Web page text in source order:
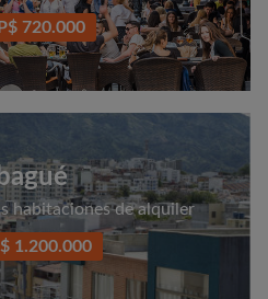
720.000
habitaciones de alquiler
1.200.000